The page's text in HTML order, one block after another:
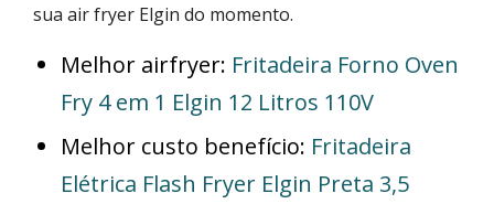
sua air fryer Elgin do momento.
Melhor airfryer: Fritadeira Forno Oven
Fry 4 em 1 Elgin 12 Litros 110V
Melhor custo benefício: Fritadeira
Elétrica Flash Fryer Elgin Preta 3,5